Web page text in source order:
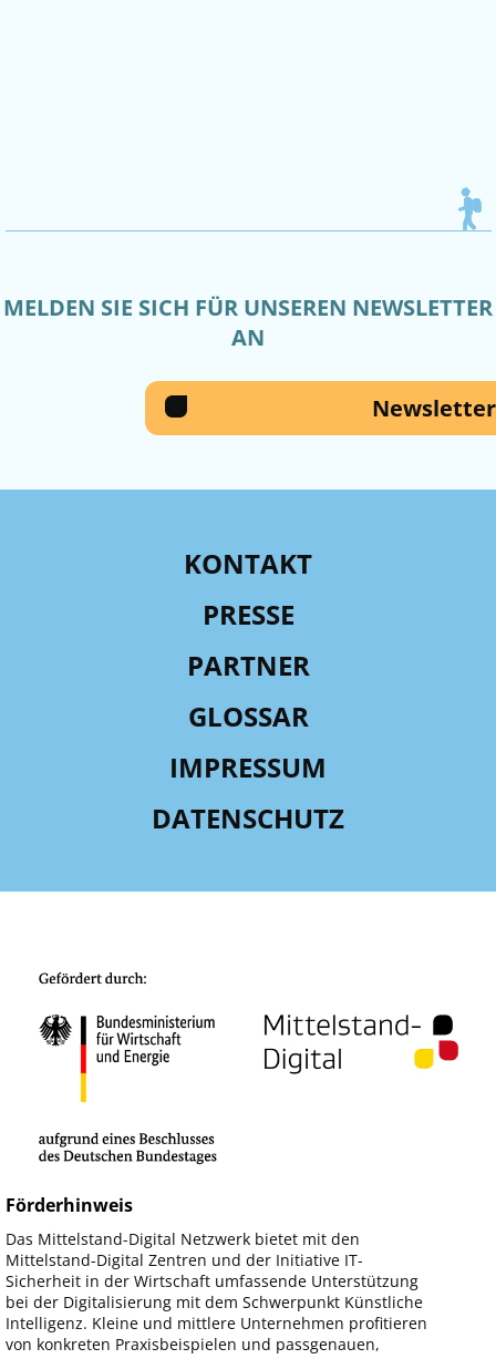
MELDEN SIE SICH FÜR UNSEREN NEWSLETTER
AN
Newsletter
KONTAKT
PRESSE
PARTNER
GLOSSAR
IMPRESSUM
DATENSCHUTZ
Förderhinweis
Das Mittelstand-Digital Netzwerk bietet mit den
Mittelstand-Digital Zentren und der Initiative IT-
Sicherheit in der Wirtschaft umfassende Unterstützung
bei der Digitalisierung mit dem Schwerpunkt Künstliche
Intelligenz. Kleine und mittlere Unternehmen profitieren
von konkreten Praxisbeispielen und passgenauen,